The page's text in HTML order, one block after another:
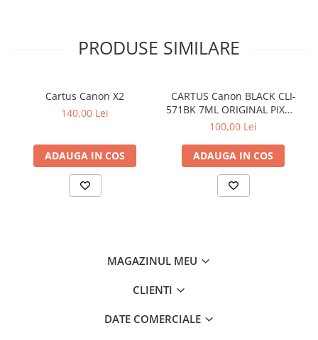
PRODUSE SIMILARE
Cartus Canon X2
140,00 Lei
ADAUGA IN COS
CARTUS Canon BLACK CLI-
571BK 7ML ORIGINAL PIXMA
MG6850
100,00 Lei
ADAUGA IN COS
MAGAZINUL MEU
CLIENTI
DATE COMERCIALE